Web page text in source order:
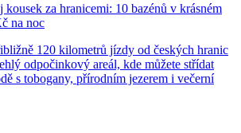
kousek za hranicemi: 10 bazénů v krásném
na noc
120 kilometrů jízdy od českých hranic
odpočinkový areál, kde můžete střídat
s tobogany, přírodním jezerem i večerní